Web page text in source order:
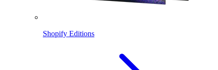
Shopify Editions